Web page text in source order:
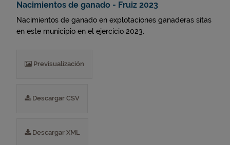
Nacimientos de ganado - Fruiz 2023
Nacimientos de ganado en explotaciones ganaderas sitas
en este municipio en el ejercicio 2023.
Previsualización
Descargar CSV
Descargar XML